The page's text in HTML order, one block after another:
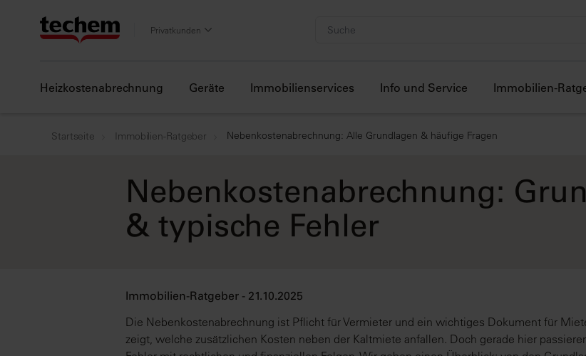
Privatkunden
Heizkostenabrechnung Geräte Immobilienservices Info und Service Immobilien-
Startseite Immobilien-Ratgeber Nebenkostenabrechnung: Alle Grundlagen & häufige Fragen
Nebenkostenabrechnung:
& typische Fehler
Immobilien-Ratgeber - 21.10.2025
Die Nebenkostenabrechnung ist Pflicht für Vermieter und ein wichtiges Dokument für
zeigt, welche zusätzlichen Kosten neben der Kaltmiete anfallen. Doch gerade hier